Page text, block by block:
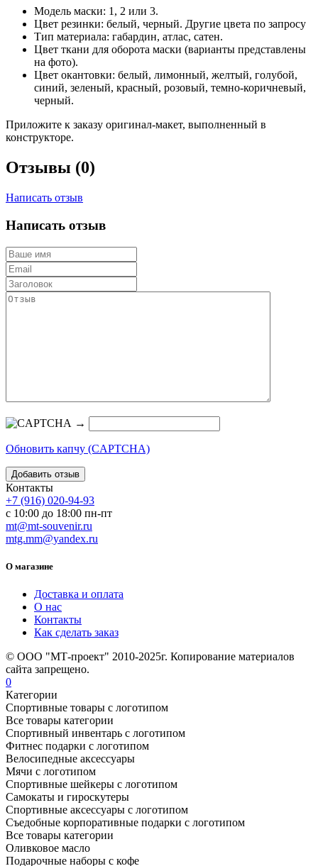
Модель маски: 1, 2 или 3.
Цвет резинки: белый, черный. Другие цвета по запросу
Тип материала: габардин, атлас, сатен.
Цвет ткани для оборота маски (варианты представлены
на фото).
Цвет окантовки: белый, лимонный, желтый, голубой,
синий, зеленый, красный, розовый, темно-коричневый,
черный.
Приложите к заказу оригинал-макет, выполненный в
конструкторе.
Отзывы (0)
Написать отзыв
Написать отзыв
→
Обновить капчу (CAPTCHA)
Контакты
+7 (916) 020-94-93
с 10:00 до 18:00 пн-пт
mt@mt-souvenir.ru
mtg.mm@yandex.ru
О магазине
Доставка и оплата
О нас
Контакты
Как сделать заказ
© ООО "МТ-проект" 2010-2025г. Копирование материалов
сайта запрещено.
0
Категории
Спортивные товары с логотипом
Все товары категории
Спортивный инвентарь с логотипом
Фитнес подарки с логотипом
Велосипедные аксессуары
Мячи с логотипом
Спортивные шейкеры с логотипом
Самокаты и гироскутеры
Спортивные аксессуары с логотипом
Съедобные корпоративные подарки с логотипом
Все товары категории
Оливковое масло
Подарочные наборы с кофе